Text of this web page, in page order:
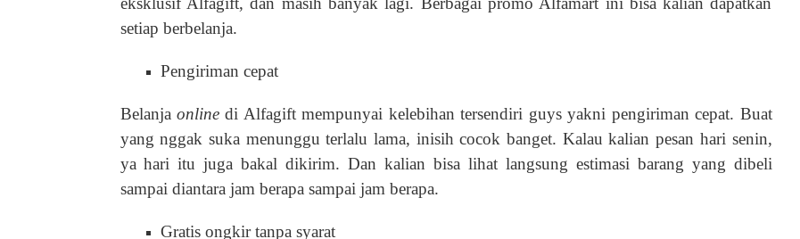
setiap berbelanja.
Pengiriman cepat
Belanja onlinedi Alfagift mempunyai kelebihan tersendiri guys yakni pengiriman cepat. Buat
yang nggak suka menunggu terlalu lama, inisih cocok banget. Kalau kalian pesan hari senin,
ya hari itu juga bakal dikirim. Dan kalian bisa lihat langsung estimasi barang yang dibeli
sampai diantara jam berapa sampai jam berapa.
Gratis ongkir tanpa syarat